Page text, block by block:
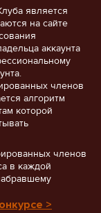
является
на сайте
аккаунта
членов
алгоритм
которой
членов
в каждой
>